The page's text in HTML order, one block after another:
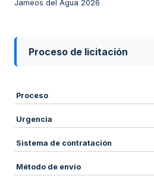
Jameos del Agua 2026
Proceso de licitación
Proceso
Urgencia
Sistema de contratación
Método de envío